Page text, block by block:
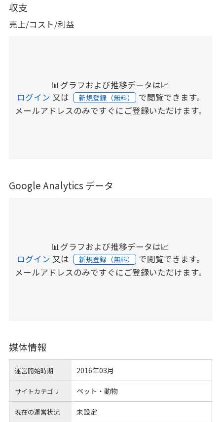
収支
売上/コスト/利益
📊グラフおよび推移データは📈
ログイン 又は 新規登録（無料） で閲覧できます。
メールアドレスのみですぐにご登録いただけます。
Google Analytics データ
📊グラフおよび推移データは📈
ログイン 又は 新規登録（無料） で閲覧できます。
メールアドレスのみですぐにご登録いただけます。
媒体情報
運営開始時期 2016年03月
サイトカテゴリ ペット・動物
現在の運営状況 未設定